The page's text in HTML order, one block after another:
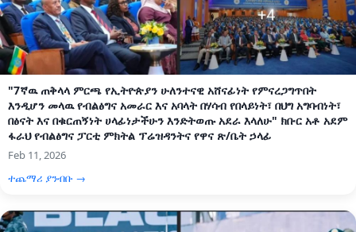
"7ኛዉ ጠቅላላ ምርጫ የኢትዮጵያን ሁለንተናዊ አሸናፊነት የምናረጋግጥበት
እንዲሆን መላዉ የብልፅግና አመራር እና አባላት በሃሳብ የበላይነት፣ በህግ አግባብነት፣
በፅናት እና በቁርጠኝነት ሀላፊነታችሁን እንድትወጡ አደራ እላለሁ" ክቡር አቶ አደም
ፋራህ የብልፅግና ፓርቲ ምክትል ፕሬዝዳንትና የዋና ጽ/ቤት ኃላፊ
Feb 11, 2026
ተጨማሪ ያንብቡ →